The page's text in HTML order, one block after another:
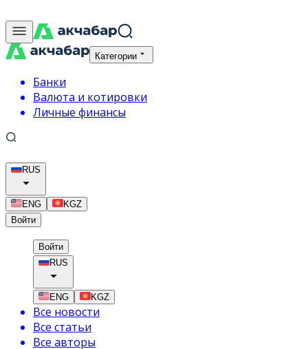
Категории
Банки
Валюта и котировки
Личные финансы
RUS
ENG
KGZ
Войти
Войти
RUS
ENG KGZ
Все новости
Все статьи
Все авторы